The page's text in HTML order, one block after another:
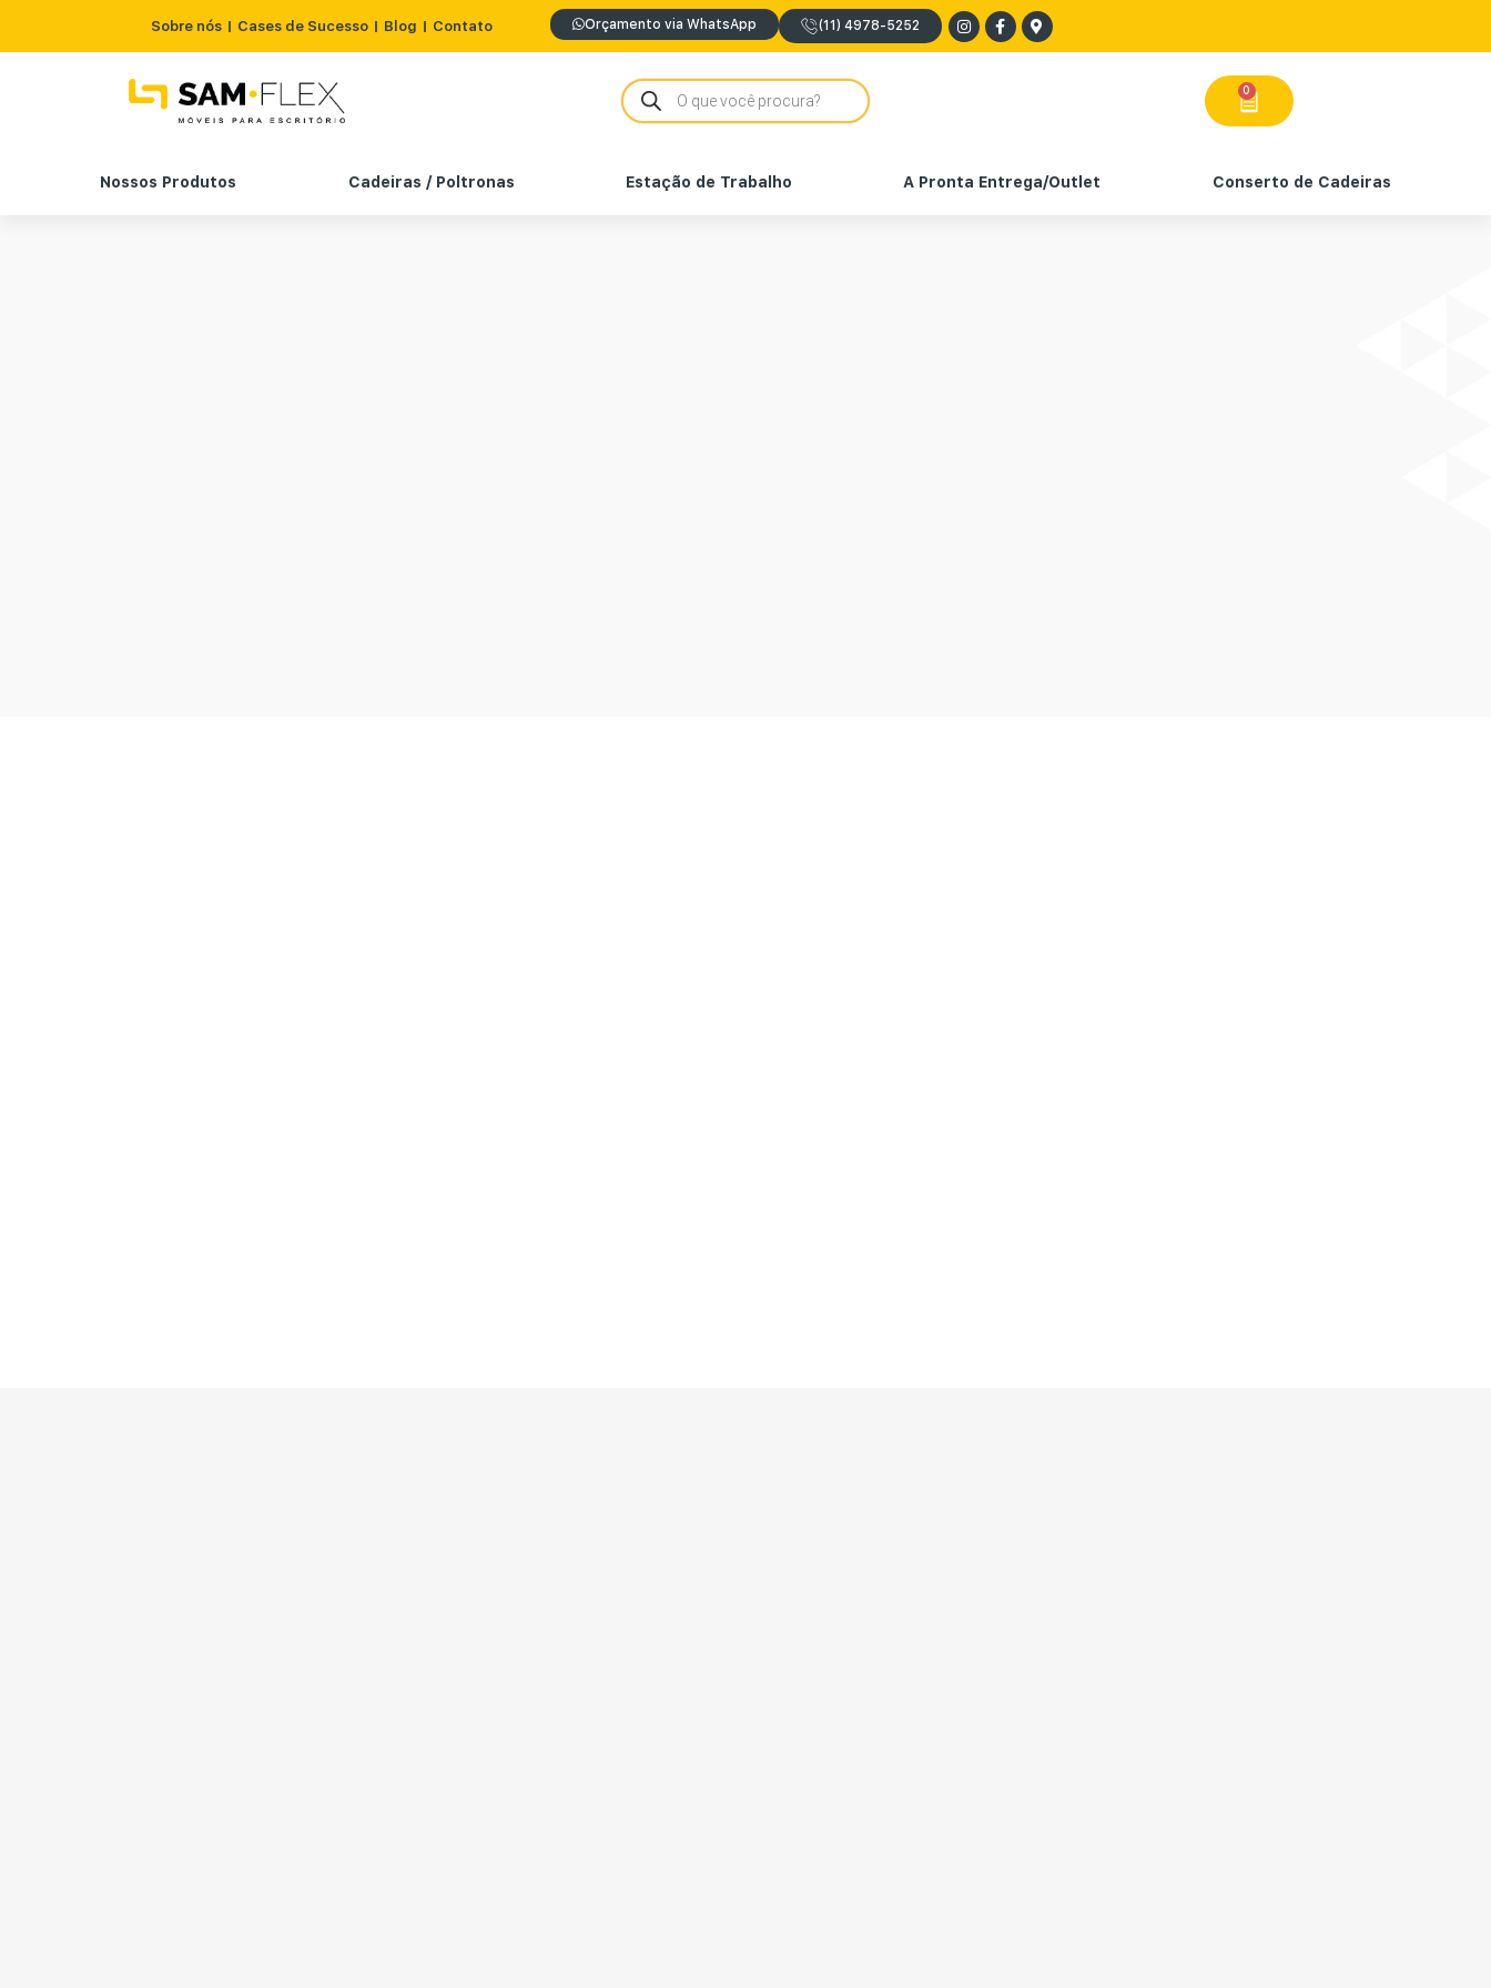
Sobre nós Cases de Sucesso Blog Contato Orçamento via WhatsApp (11) 4978-5252
0
Nossos Produtos Cadeiras / Poltronas Estação de Trabalho A Pronta Entrega/Outlet Conserto de Cadeiras